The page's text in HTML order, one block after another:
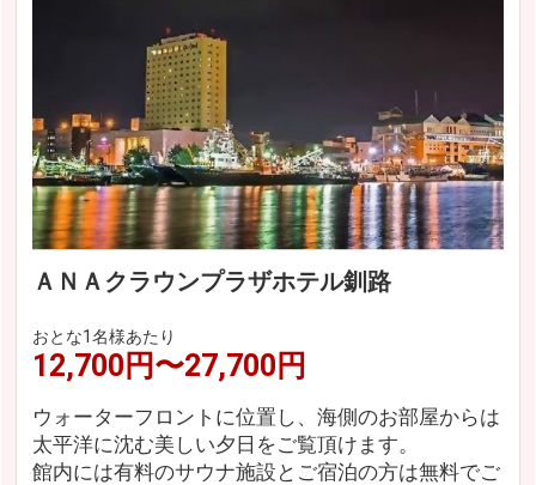
ＡＮＡクラウンプラザホテル釧路
おとな1名様あたり
12,700円〜27,700円
ウォーターフロントに位置し、海側のお部屋からは
太平洋に沈む美しい夕日をご覧頂けます。
館内には有料のサウナ施設とご宿泊の方は無料でご